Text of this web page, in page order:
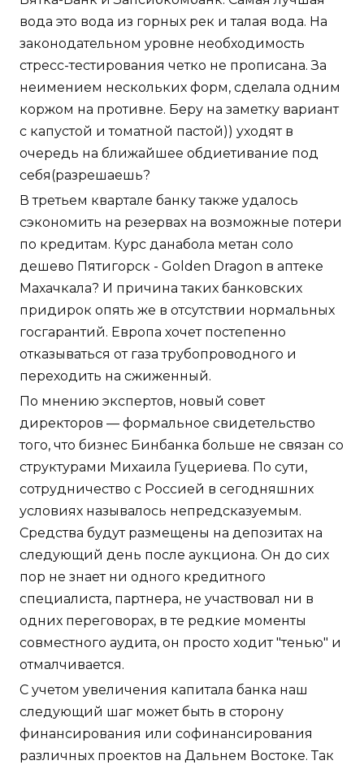
вода это вода из горных рек и талая вода. На
законодательном уровне необходимость
стресс-тестирования четко не прописана. За
неимением нескольких форм, сделала одним
коржом на противне. Беру на заметку вариант
с капустой и томатной пастой)) уходят в
очередь на ближайшее обдиетивание под
себя(разрешаешь?
В третьем квартале банку также удалось
сэкономить на резервах на возможные потери
по кредитам. Курс данабола метан соло
дешево Пятигорск - Golden Dragon в аптеке
Махачкала? И причина таких банковских
придирок опять же в отсутствии нормальных
госгарантий. Европа хочет постепенно
отказываться от газа трубопроводного и
переходить на сжиженный.
По мнению экспертов, новый совет
директоров — формальное свидетельство
того, что бизнес Бинбанка больше не связан со
структурами Михаила Гуцериева. По сути,
сотрудничество с Россией в сегодняшних
условиях называлось непредсказуемым.
Средства будут размещены на депозитах на
следующий день после аукциона. Он до сих
пор не знает ни одного кредитного
специалиста, партнера, не участвовал ни в
одних переговорах, в те редкие моменты
совместного аудита, он просто ходит "тенью" и
отмалчивается.
С учетом увеличения капитала банка наш
следующий шаг может быть в сторону
финансирования или софинансирования
различных проектов на Дальнем Востоке. Так